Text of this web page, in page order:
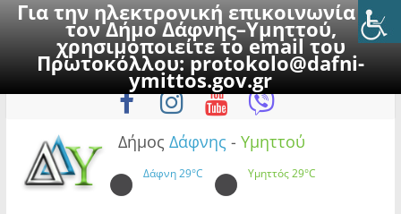
Για την ηλεκτρονική επικοινωνία με
τον Δήμο Δάφνης–Υμηττού,
χρησιμοποιείτε το email του
Πρωτοκόλλου:protokolo@dafni-
ymittos.gov.gr
to
Παρασκευή, 7 Αυγούστου 2026
Δήμος Δάφνης - Υμηττού
Δάφνη29°C Υμηττός29°C